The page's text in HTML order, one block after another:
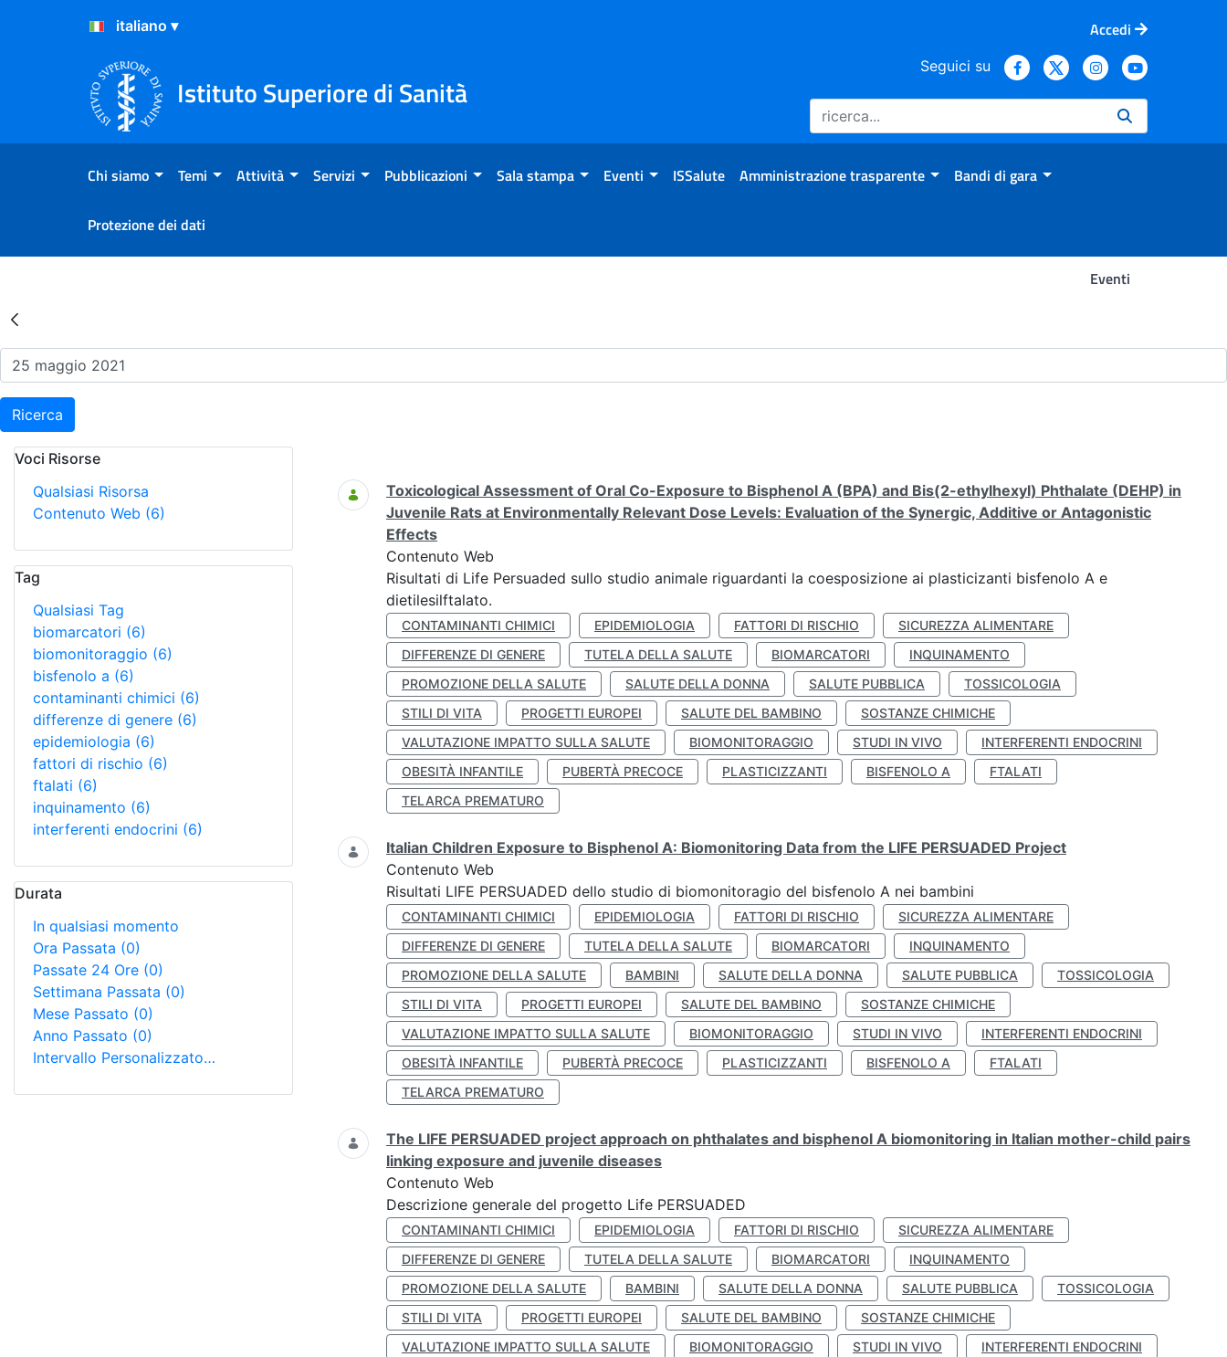
Salta al Contenuto
Salta al Footer
Accedi
Istituto Superiore di Sanità
Seguici su
Chi siamo Temi Attività Servizi Pubblicazioni Sala stampa Eventi ISSalute Amministrazione trasparente Bandi di gara
Protezione dei dati
Eventi
Risultati della Ricerca - Eventi
Ricerca
Voci Risorse
Qualsiasi Risorsa
Contenuto Web (6)
Tag
Qualsiasi Tag
biomarcatori (6)
biomonitoraggio (6)
bisfenolo a (6)
contaminanti chimici (6)
differenze di genere (6)
epidemiologia (6)
fattori di rischio (6)
ftalati (6)
inquinamento (6)
interferenti endocrini (6)
Durata
In qualsiasi momento
Ora Passata (0)
Passate 24 Ore (0)
Settimana Passata (0)
Mese Passato (0)
Anno Passato (0)
Intervallo Personalizzato…
Ricerca
Toxicological Assessment of Oral Co-Exposure to Bisphenol A (BPA) and Bis(2-ethylhexyl) Phthalate (DEHP) in
Juvenile Rats at Environmentally Relevant Dose Levels: Evaluation of the Synergic, Additive or Antagonistic
Effects
Contenuto Web
Risultati di Life Persuaded sullo studio animale riguardanti la coesposizione ai plasticizanti bisfenolo A e
dietilesilftalato.
CONTAMINANTI CHIMICI EPIDEMIOLOGIA FATTORI DI RISCHIO
SICUREZZA ALIMENTARE
DIFFERENZE DI GENERE
TUTELA DELLA SALUTE BIOMARCATORI
INQUINAMENTO
PROMOZIONE DELLA SALUTE
SALUTE DELLA DONNA SALUTE PUBBLICA
TOSSICOLOGIA
STILI DI VITA
PROGETTI EUROPEI SALUTE DEL BAMBINO
SOSTANZE CHIMICHE
VALUTAZIONE IMPATTO SULLA SALUTE
BIOMONITORAGGIO STUDI IN VIVO
INTERFERENTI ENDOCRINI
OBESITÀ INFANTILE
PUBERTÀ PRECOCE PLASTICIZZANTI BISFENOLO A
FTALATI
TELARCA PREMATURO
Italian Children Exposure to Bisphenol A: Biomonitoring Data from the LIFE PERSUADED Project
Contenuto Web
Risultati LIFE PERSUADED dello studio di biomonitoragio del bisfenolo A nei bambini
CONTAMINANTI CHIMICI EPIDEMIOLOGIA FATTORI DI RISCHIO
SICUREZZA ALIMENTARE
DIFFERENZE DI GENERE
TUTELA DELLA SALUTE BIOMARCATORI
INQUINAMENTO
PROMOZIONE DELLA SALUTE
BAMBINI SALUTE DELLA DONNA SALUTE PUBBLICA
TOSSICOLOGIA
STILI DI VITA
PROGETTI EUROPEI SALUTE DEL BAMBINO
SOSTANZE CHIMICHE
VALUTAZIONE IMPATTO SULLA SALUTE
BIOMONITORAGGIO STUDI IN VIVO
INTERFERENTI ENDOCRINI
OBESITÀ INFANTILE
PUBERTÀ PRECOCE PLASTICIZZANTI BISFENOLO A
FTALATI
TELARCA PREMATURO
The LIFE PERSUADED project approach on phthalates and bisphenol A biomonitoring in Italian mother-child pairs
linking exposure and juvenile diseases
Contenuto Web
Descrizione generale del progetto Life PERSUADED
CONTAMINANTI CHIMICI EPIDEMIOLOGIA FATTORI DI RISCHIO
SICUREZZA ALIMENTARE
DIFFERENZE DI GENERE
TUTELA DELLA SALUTE BIOMARCATORI
INQUINAMENTO
PROMOZIONE DELLA SALUTE
BAMBINI SALUTE DELLA DONNA SALUTE PUBBLICA
TOSSICOLOGIA
STILI DI VITA
PROGETTI EUROPEI SALUTE DEL BAMBINO
SOSTANZE CHIMICHE
VALUTAZIONE IMPATTO SULLA SALUTE
BIOMONITORAGGIO STUDI IN VIVO
INTERFERENTI ENDOCRINI